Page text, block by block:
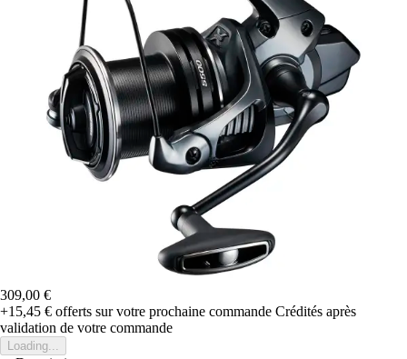
309,00 €
+15,45 € offerts sur votre prochaine commande Crédités après
validation de votre commande
Loading...